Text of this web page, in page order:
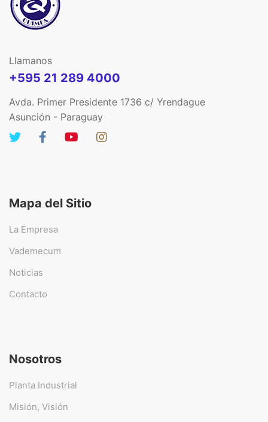
Llamanos
+595 21 289 4000
Avda. Primer Presidente 1736 c/ Yrendague
Asunción - Paraguay
Mapa del Sitio
La Empresa
Vademecum
Noticias
Contacto
Nosotros
Planta Industrial
Misión, Visión